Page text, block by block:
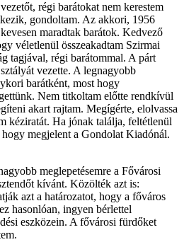
régi barátokat nem kerestem
gondoltam. Az akkori, 1956
maradtak barátok. Kedvező
véletlenül összeakadtam Szirmai
tagjával, régi barátommal. A párt
vezette. A legnagyobb
barátként, most hogy
Nem titkoltam előtte rendkívül
akart rajtam. Megígérte, elolvassa
kéziratát. Ha jónak találja, feltétlenül
megjelent a Gondolat Kiadónál.
meglepetésemre a Fővárosi
kívánt. Közölték azt is:
azt a határozatot, hogy a főváros
hasonlóan, ingyen bérlettel
eszközein. A fővárosi fürdőket